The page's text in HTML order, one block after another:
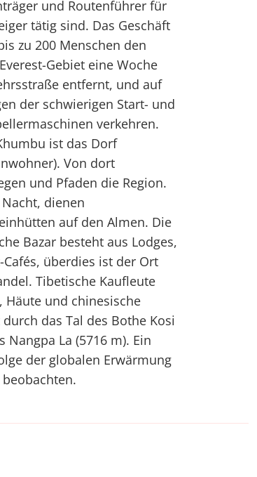
und Routenführer für
tätig sind. Das Geschäft
zu 200 Menschen den
Gebiet eine Woche
entfernt, und auf
der schwierigen Start- und
verkehren.
ist das Dorf
Von dort
und Pfaden die Region.
dienen
auf den Almen. Die
Bazar besteht aus Lodges,
überdies ist der Ort
Tibetische Kaufleute
Häute und chinesische
das Tal des Bothe Kosi
La (5716 m). Ein
der globalen Erwärmung